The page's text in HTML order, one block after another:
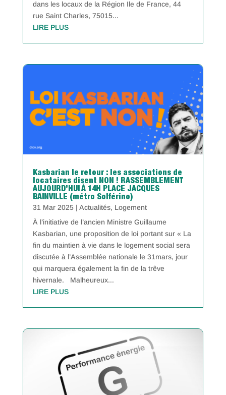
dans les locaux de la Région Ile de France, 44
rue Saint Charles, 75015...
LIRE PLUS
Kasbarian le retour : les associations de
locataires disent NON ! RASSEMBLEMENT
AUJOURD’HUI À 14H PLACE JACQUES
BAINVILLE (métro Solférino)
31 Mar 2025| Actualités, Logement
À l’initiative de l’ancien Ministre Guillaume
Kasbarian, une proposition de loi portant sur « La
fin du maintien à vie dans le logement social sera
discutée à l’Assemblée nationale le 31mars, jour
qui marquera également la fin de la trêve
hivernale. Malheureux...
LIRE PLUS